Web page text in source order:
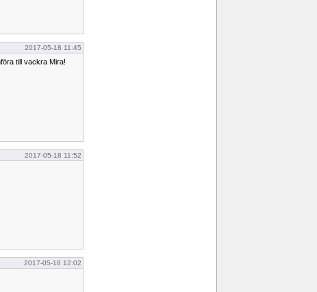
2017-05-18 11:45
till vackra Mira!
2017-05-18 11:52
2017-05-18 12:02